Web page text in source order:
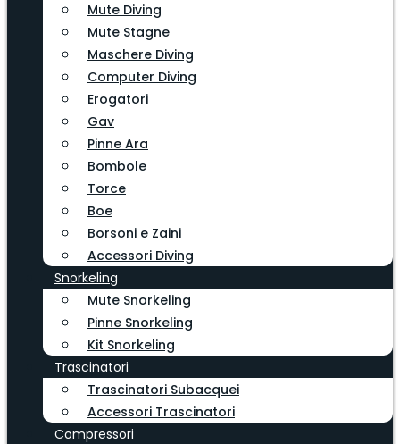
Mute Diving
Mute Stagne
Maschere Diving
Computer Diving
Erogatori
Gav
Pinne Ara
Bombole
Torce
Boe
Borsoni e Zaini
Accessori Diving
Snorkeling
Mute Snorkeling
Pinne Snorkeling
Kit Snorkeling
Trascinatori
Trascinatori Subacquei
Accessori Trascinatori
Compressori